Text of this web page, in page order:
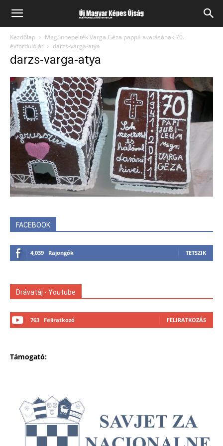
Kezdőlap
Megünnepelték Varga Géza pappá avatásának 70.
évfordulóját
darzs-varga-atya
darzs-varga-atya
FACEBOOK
4,039 Rajongók TETSZIK
Drávatáj - Youtube
763 Feliratkozó FELIRATKOZÁS
Támogató: